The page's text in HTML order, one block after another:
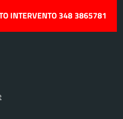
INTERVENTO 348 3865781